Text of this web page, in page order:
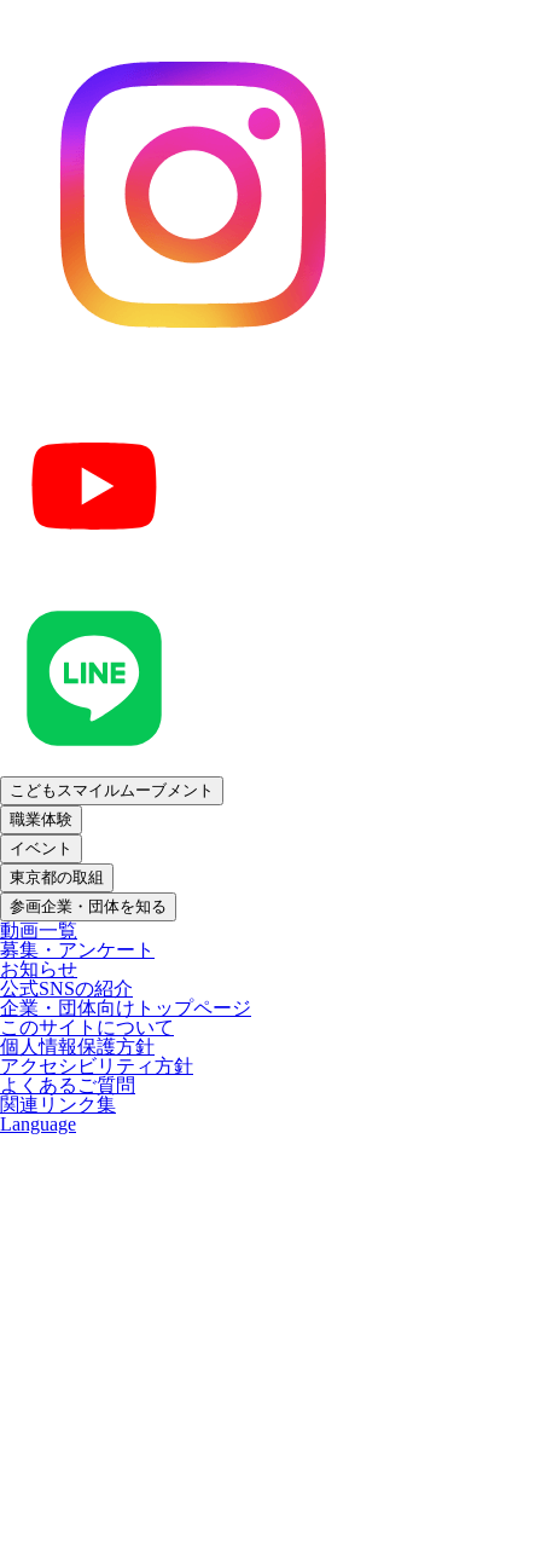
こどもスマイルムーブメント
職業体験
イベント
東京都の取組
参画企業・団体を知る
動画一覧
募集・アンケート
お知らせ
公式SNSの紹介
企業・団体向けトップページ
このサイトについて
個人情報保護方針
アクセシビリティ方針
よくあるご質問
関連リンク集
Language